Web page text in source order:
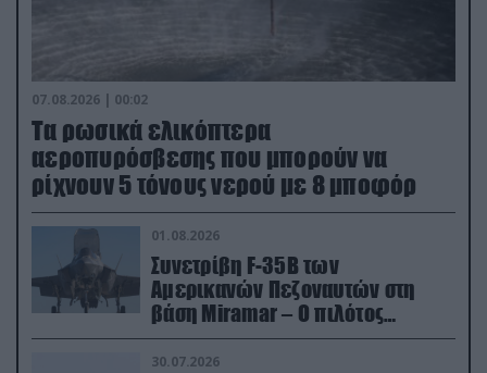
07.08.2026 | 00:02
Τα ρωσικά ελικόπτερα
αεροπυρόσβεσης που μπορούν να
ρίχνουν 5 τόνους νερού με 8 μποφόρ
01.08.2026
Συνετρίβη F-35B των
Αμερικανών Πεζοναυτών στη
βάση Miramar – Ο πιλότος
εκτινάχθηκε εγκαίρως
30.07.2026